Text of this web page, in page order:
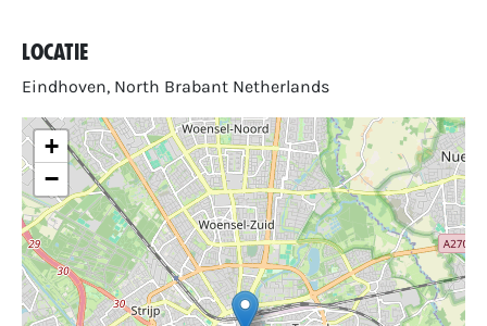
Locatie
Eindhoven, North Brabant Netherlands
+
−